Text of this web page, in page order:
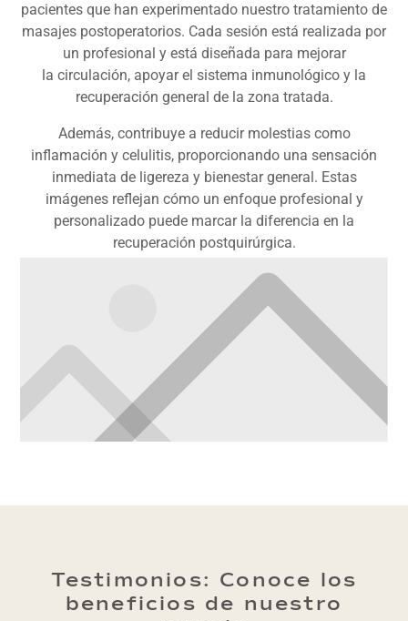
pacientes que han experimentado nuestro tratamiento de
masajes postoperatorios. Cada sesión está realizada por
un profesional y está diseñada para mejorar
la circulación, apoyar el sistema inmunológico y la
recuperación general de la zona tratada.
Además, contribuye a reducir molestias como
inflamación y celulitis, proporcionando una sensación
inmediata de ligereza y bienestar general. Estas
imágenes reflejan cómo un enfoque profesional y
personalizado puede marcar la diferencia en la
recuperación postquirúrgica.
Testimonios: Conoce los
beneficios de nuestro